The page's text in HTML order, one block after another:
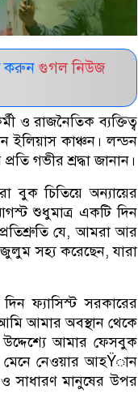
করুন গুগল নিউজ
ও রাজনৈতিক ব্যক্তিত্ব
ইলিয়াস কাঞ্চন। লন্ডন
গভীর শ্রদ্ধা জানান।
বুক চিতিয়ে অন্যায়ের
শুধুমাত্র একটি দিন
যে, আমরা আর
সহ্য করেছেন, যারা
ফ্যাসিস্ট সরকারের
আমার অবস্থান থেকে
আমার ফেসবুক
মেনে নেওয়ার আহŸান
ও সাধারণ মানুষের উপর